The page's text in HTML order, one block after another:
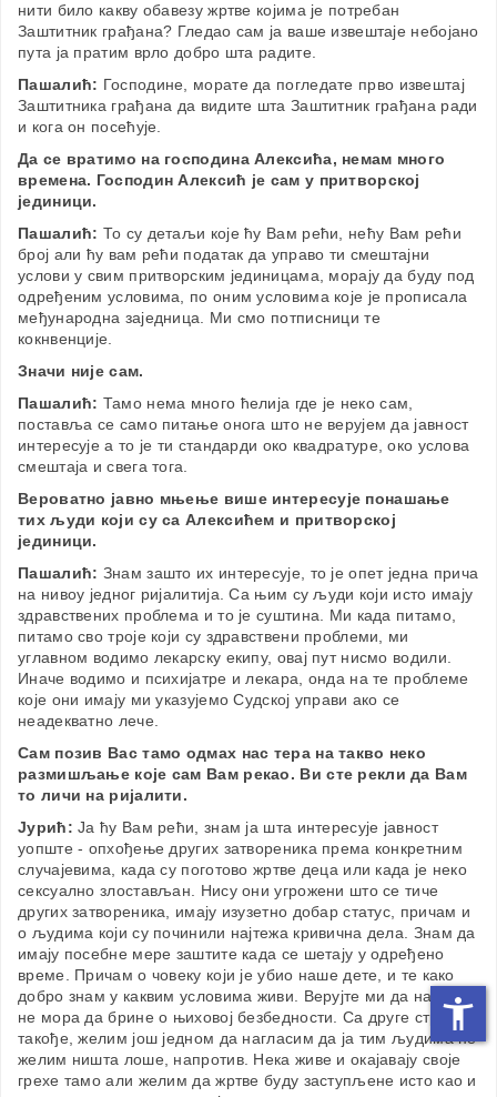
нити било какву обавезу жртве којима је потребан
Заштитник грађана? Гледао сам ја ваше извештаје небојано
пута ја пратим врло добро шта радите.
Пашалић: Господине, морате да погледате прво извештај
Заштитника грађана да видите шта Заштитник грађана ради
и кога он посећује.
Да се вратимо на господина Алексића, немам много
времена. Господин Алексић је сам у притворској
јединици.
Пашалић: То су детаљи које ћу Вам рећи, нећу Вам рећи
број али ћу вам рећи податак да управо ти смештајни
услови у свим притворским јединицама, морају да буду под
одређеним условима, по оним условима које је прописала
међународна заједница. Ми смо потписници те
кокнвенције.
Значи није сам.
Пашалић: Тамо нема много ћелија где је неко сам,
поставља се само питање онога што не верујем да јавност
интересује а то је ти стандарди око квадратуре, око услова
смештаја и свега тога.
Вероватно јавно мњење више интересује понашање
тих људи који су са Алексићем и притворској
јединици.
Пашалић: Знам зашто их интересује, то је опет једна прича
на нивоу једног ријалитија. Са њим су људи који исто имају
здравствених проблема и то је суштина. Ми када питамо,
питамо сво троје који су здравствени проблеми, ми
углавном водимо лекарску екипу, овај пут нисмо водили.
Иначе водимо и психијатре и лекара, онда на те проблеме
које они имају ми указујемо Судској управи ако се
неадекватно лече.
Сам позив Вас тамо одмах нас тера на такво неко
размишљање које сам Вам рекао. Ви сте рекли да Вам
то личи на ријалити.
Јурић: Ја ћу Вам рећи, знам ја шта интересује јавност
уопште - опхођење других затвореника према конкретним
случајевима, када су поготово жртве деца или када је неко
сексуално злостављан. Нису они угрожени што се тиче
других затвореника, имају изузетно добар статус, причам и
о људима који су починили најтежа кривична дела. Знам да
имају посебне мере заштите када се шетају у одређено
време. Причам о човеку који је убио наше дете, и те како
добро знам у каквим условима живи. Верујте ми да народ
не мора да брине о њиховој безбедности. Са друге стране,
такође, желим још једном да нагласим да ја тим људима не
желим ништа лоше, напротив. Нека живе и окајавају своје
грехе тамо али желим да жртве буду заступљене исто као и